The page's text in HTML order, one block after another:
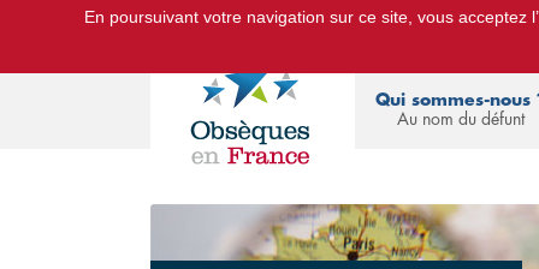
Le Portail d'Informations Obsèques :devis
Qui sommes-nous
Au nom du défunt
En poursuivant votre navigation sur ce site, vous